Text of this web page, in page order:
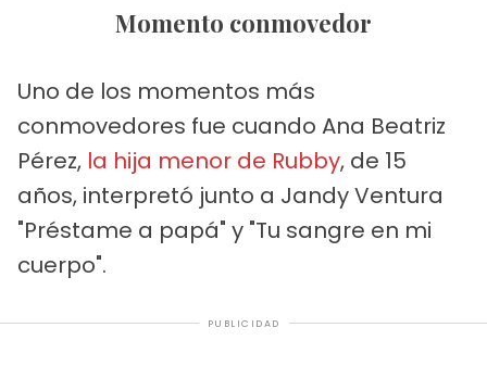
Momento conmovedor
Uno de los momentos más
conmovedores fue cuando Ana Beatriz
Pérez, la hija menor de Rubby, de 15
años, interpretó junto a Jandy Ventura
"Préstame a papá" y "Tu sangre en mi
cuerpo".
PUBLICIDAD